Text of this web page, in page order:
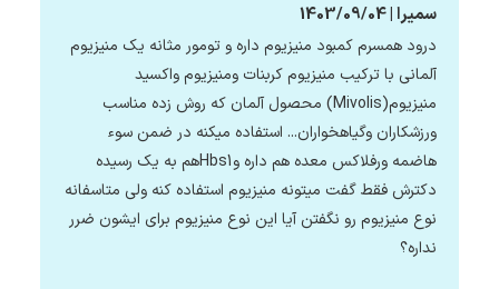
سمیرا | 1403/09/04
درود همسرم کمبود منیزیوم داره و تومور مثانه یک منیزیوم
آلمانی با ترکیب منیزیوم کربنات ومنیزیوم واکسید
منیزیوم(Mivolis) محصول آلمان که روش زده مناسب
ورزشکاران وگیاهخواران... استفاده میکنه در ضمن سوء
هاضمه ورفلاکس معده هم داره وHbs1هم به یک رسیده
دکترش فقط گفت میتونه منیزیوم استفاده کنه ولی متاسفانه
نوع منیزیوم رو نگفتن آیا این نوع منیزیوم برای ایشون ضرر
نداره؟